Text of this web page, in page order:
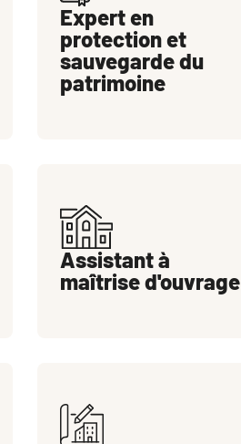
Expert en
protection et
sauvegarde du
patrimoine
Assistant à
maîtrise d'ouvrage